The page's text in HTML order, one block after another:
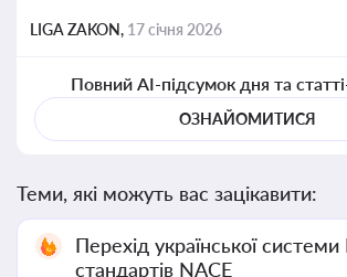
LIGA ZAKON, 17 січня 2026
Повний AI-підсумок дня та
ОЗНАЙОМИТИСЯ
Теми, які можуть вас зацікавити:
Перехід української
стандартів NACE